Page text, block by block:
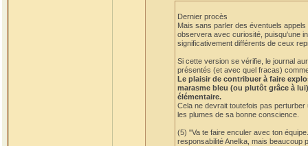
Dernier procès
Mais sans parler des éventuels
observera avec curiosité, puisqu'une
significativement différents de ceux
Si cette version se vérifie, le journal
présentés (et avec quel fracas)
Le plaisir de contribuer à faire
marasme bleu (ou plutôt grâce à
élémentaire.
Cela ne devrait toutefois pas
les plumes de sa bonne conscience.
(5) "Va te faire enculer avec ton
responsabilité Anelka, mais beaucoup